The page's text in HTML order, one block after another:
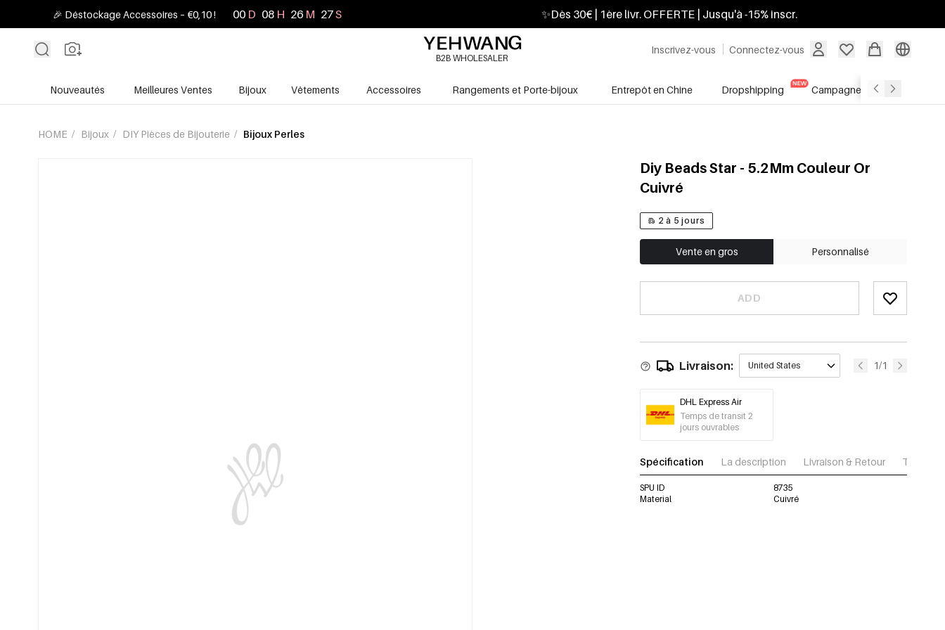
🎉 Déstockage Accessoires – €0,10 ! 00 D 08 H 26 M 26S ✨Dès 30€ | 1ère livr. OFFERTE | Jusqu'à -15% inscr.
Inscrivez-vous Connectez-vous
B2B WHOLESALER
Nouveautés Meilleures Ventes Bijoux Vêtements Accessoires Rangements et Porte-bijoux Entrepôt en Chine Dropshipping Campagnes Soldes
HOME / Bijoux / DIY Pièces de Bijouterie / Bijoux Perles
Diy Beads Star - 5.2Mm Couleur Or
Cuivré
2 à 5 jours
Vente en gros Personnalisé
ADD
Livraison: United States 1/1
DHL Express Air
Temps de transit 2
jours ouvrables
Spécification La description Livraison & Retour
SPU ID
8735
Material
Cuivré